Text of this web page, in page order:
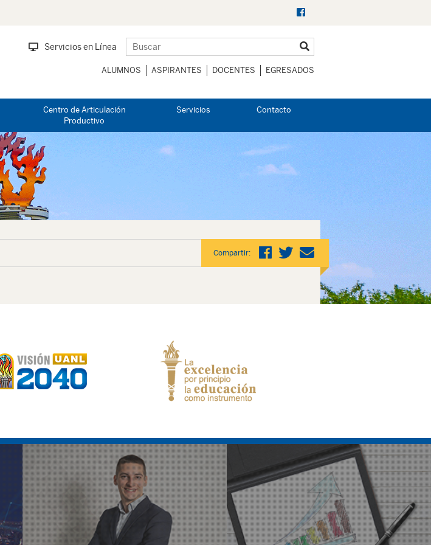
Servicios en Línea
ALUMNOS ASPIRANTES DOCENTES EGRESADOS
Centro de Articulación
Productivo
Servicios Contacto
Compartir: